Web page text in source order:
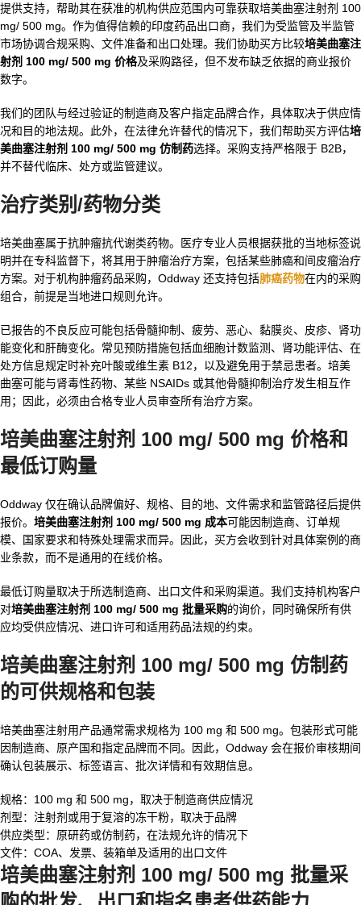
提供支持，帮助其在获准的机构供应范围内可靠获取培美曲塞注射剂 100
mg/ 500 mg。作为值得信赖的印度药品出口商，我们为受监管及半监管
市场协调合规采购、文件准备和出口处理。我们协助买方比较培美曲塞注
射剂 100 mg/ 500 mg 价格及采购路径，但不发布缺乏依据的商业报价
数字。
我们的团队与经过验证的制造商及客户指定品牌合作，具体取决于供应情
况和目的地法规。此外，在法律允许替代的情况下，我们帮助买方评估培
美曲塞注射剂 100 mg/ 500 mg 仿制药选择。采购支持严格限于 B2B，
并不替代临床、处方或监管建议。
治疗类别/药物分类
培美曲塞属于抗肿瘤抗代谢类药物。医疗专业人员根据获批的当地标签说
明并在专科监督下，将其用于肿瘤治疗方案，包括某些肺癌和间皮瘤治疗
方案。对于机构肿瘤药品采购，Oddway 还支持包括肺癌药物在内的采购
组合，前提是当地进口规则允许。
已报告的不良反应可能包括骨髓抑制、疲劳、恶心、黏膜炎、皮疹、肾功
能变化和肝酶变化。常见预防措施包括血细胞计数监测、肾功能评估、在
处方信息规定时补充叶酸或维生素 B12，以及避免用于禁忌患者。培美
曲塞可能与肾毒性药物、某些 NSAIDs 或其他骨髓抑制治疗发生相互作
用；因此，必须由合格专业人员审查所有治疗方案。
培美曲塞注射剂 100 mg/ 500 mg 价格和
最低订购量
Oddway 仅在确认品牌偏好、规格、目的地、文件需求和监管路径后提供
报价。 培美曲塞注射剂 100 mg/ 500 mg 成本可能因制造商、订单规
模、国家要求和特殊处理需求而异。因此，买方会收到针对具体案例的商
业条款，而不是通用的在线价格。
最低订购量取决于所选制造商、出口文件和采购渠道。我们支持机构客户
对培美曲塞注射剂 100 mg/ 500 mg 批量采购的询价，同时确保所有供
应均受供应情况、进口许可和适用药品法规的约束。
培美曲塞注射剂 100 mg/ 500 mg 仿制药
的可供规格和包装
培美曲塞注射用产品通常需求规格为 100 mg 和 500 mg。包装形式可能
因制造商、原产国和指定品牌而不同。因此，Oddway 会在报价审核期间
确认包装展示、标签语言、批次详情和有效期信息。
规格：100 mg 和 500 mg，取决于制造商供应情况
剂型：注射剂或用于复溶的冻干粉，取决于品牌
供应类型：原研药或仿制药，在法规允许的情况下
文件：COA、发票、装箱单及适用的出口文件
培美曲塞注射剂 100 mg/ 500 mg 批量采